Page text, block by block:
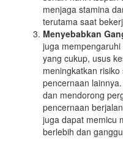
menjaga stamina
terutama saat
Menyebabkan
juga
yang cukup, usus
meningkatkan
pencernaan
dan mendorong
pencernaan
juga dapat memicu
berlebih dan